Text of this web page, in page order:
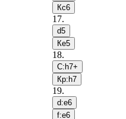
Кc6
17.
d5
Кe5
18.
С:h7+
Кр:h7
19.
d:e6
f:e6